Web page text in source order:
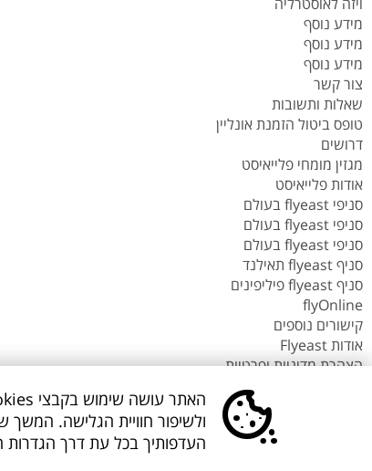
ויזה לאוסטרליה
מידע נוסף
מידע נוסף
מידע נוסף
צור קשר
שאלות ותשובות
טופס ביטול הזמנת אונליין
דרושים
מגזין מומחי פלייאיסט
אודות פלייאיסט
סניפי flyeast בעולם
סניפי flyeast בעולם
סניפי flyeast בעולם
סניף flyeast תאילנד
סניף flyeast פיליפינים
flyOnline
קישורים נוספים
אודות Flyeast
הצהרת מדיניות ופרטיות
About us flyeast englishולשיפור חוויית הגלישה.
העדפותיך בכל עת דרך הגדרות